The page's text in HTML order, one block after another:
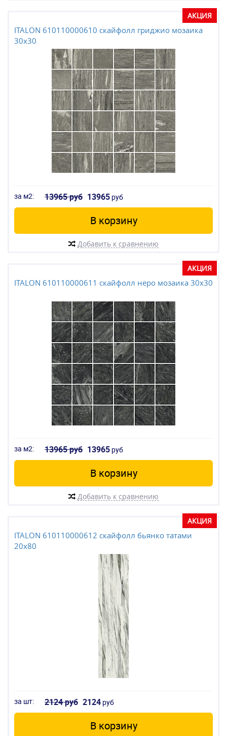
АКЦИЯ
ITALON 610110000610 скайфолл гриджио мозаика
30x30
за м2: 13965 руб 13965 руб
В корзину
Добавить к сравнению
АКЦИЯ
ITALON 610110000611 скайфолл неро мозаика 30x30
за м2: 13965 руб 13965 руб
В корзину
Добавить к сравнению
АКЦИЯ
ITALON 610110000612 скайфолл бьянко татами
20x80
за шт: 2124 руб 2124 руб
В корзину